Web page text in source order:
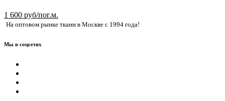
1 600 руб/пог.м.
На оптовом рынке ткани в Москве с 1994 года!
Мы в соцсетях